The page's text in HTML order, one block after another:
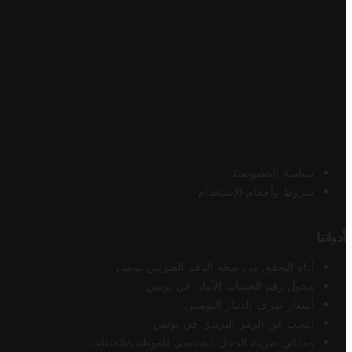
سياسة الخصوصية
شروط وأحكام الاستخدام
أدواتنا
أداة التحقق من صحة الرقم الضريبي تونس
محول رقم الحساب الآيبان في تونس
أسعار صرف الدينار التونسي
البحث عن الرمز البريدي في تونس
محاكي ضريبة الدخل الشخصي للموظف/المتقاعد